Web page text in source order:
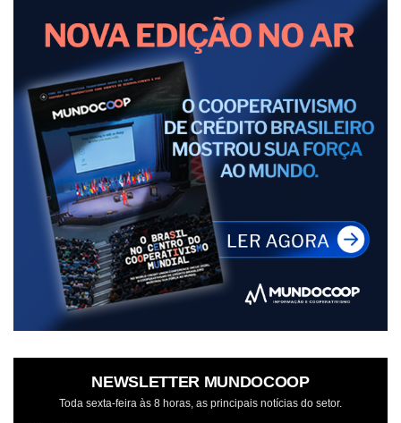
NEWSLETTER MUNDOCOOP
Toda sexta-feira às 8 horas, as principais notícias do setor.